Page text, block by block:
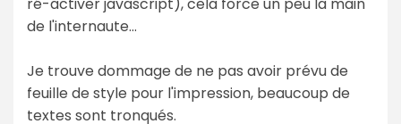
de l'internaute...
Je trouve dommage de ne pas avoir prévu de
feuille de style pour l'impression, beaucoup de
textes sont tronqués.